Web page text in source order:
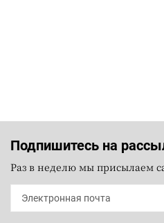
Подпишитесь на
Раз в неделю мы присылаем